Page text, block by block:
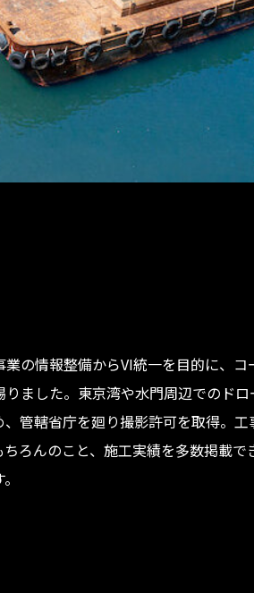
の情報整備からVI統一を目的に、コ
ました。東京湾や水門周辺でのドロ
管轄省庁を廻り撮影許可を取得。
ろんのこと、施工実績を多数掲載で